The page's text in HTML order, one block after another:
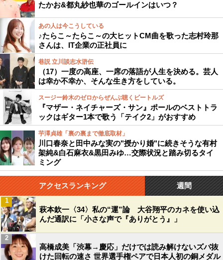
たかお&都丸紗也華のゴールインはいつ？
あの人は今こうしている
♪たらこ～たらこ～の大ヒットCM曲を歌った志村玲那
さんは、IT企業の正社員に
巷説 立川談志水滸伝
（17）一度の高座、一席の落語が人生を決める。芸人
は幸か不幸か、そんな生き方をしている。
スージー鈴木のゼロからぜんぶ聴くビートルズ
『マザー・ネイチャーズ・サン』ポールのベストトラ
ックはギター1本で歌う「テイク2」がおすすめ
芋澤貞雄「裏の裏まで徹底取材」
川口春奈と田中みな実の"授かり婚"に続きそうな有村
架純&白石麻衣&黒田みゆ…交際状況と踏み切るタイ
ミング
アクセスランキング 週間
萩本欽一〈34〉私の“運”論 大谷翔平のカネを使い込
んだ通訳に「小さな声で『ありがとう』」
1
高橋成美「渋幕→慶応」だけでは読み解けないズバ抜
けた回転の速さ 世界選手権ペアで日本人初の銅メダル
2